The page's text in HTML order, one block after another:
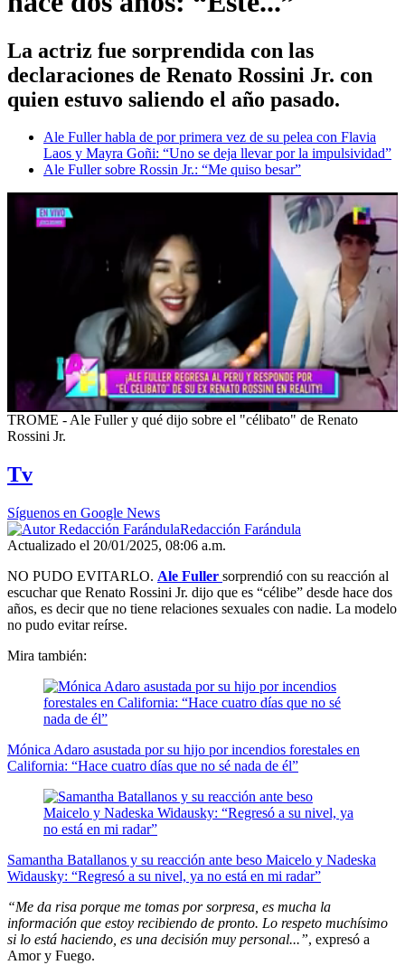
La actriz fue sorprendida con las
declaraciones de Renato Rossini Jr. con
quien estuvo saliendo el año pasado.
Ale Fuller habla de por primera vez de su pelea con Flavia
Laos y Mayra Goñi: “Uno se deja llevar por la impulsividad”
Ale Fuller sobre Rossin Jr.: “Me quiso besar”
0
of
36
seconds
TROME - Ale Fuller y qué dijo sobre el "célibato" de Renato
Rossini Jr.
Tv
Síguenos en Google News
Redacción Farándula
Actualizado el 20/01/2025, 08:06 a.m.
NO PUDO EVITARLO. Ale Fuller sorprendió con su reacción al
escuchar que Renato Rossini Jr. dijo que es “célibe” desde hace dos
años, es decir que no tiene relaciones sexuales con nadie. La modelo
no pudo evitar reírse.
Mira también:
Mónica Adaro asustada por su hijo por incendios forestales en
California: “Hace cuatro días que no sé nada de él”
Samantha Batallanos y su reacción ante beso Maicelo y Nadeska
Widausky: “Regresó a su nivel, ya no está en mi radar”
“Me da risa porque me tomas por sorpresa, es mucha la
información que estoy recibiendo de pronto. Lo respeto muchísimo
si lo está haciendo, es una decisión muy personal...”, expresó a
Amor y Fuego.